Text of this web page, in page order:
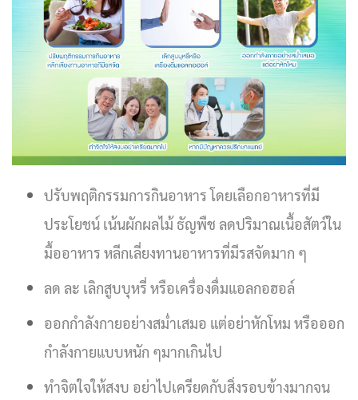
ปรับพฤติกรรมการกินอาหาร โดยเลือกอาหารที่มี
ประโยชน์ เน้นผักผลไม้ ธัญพืช ลดปริมาณเนื้อสัตว์ใน
มื้ออาหาร หลีกเลี่ยงทานอาหารที่มีรสจัดมาก ๆ
ลด ละ เลิกสูบบุหรี่ หรือเครื่องดื่มแอลกอฮอล์
ออกกำลังกายอย่างสม่ำเสมอ แต่อย่าหักโหม หรือออก
กำลังกายแบบหนัก ๆมากเกินไป
ทำจิตใจให้สงบ อย่าไปเครียดกับสิ่งรอบข้างมากจน